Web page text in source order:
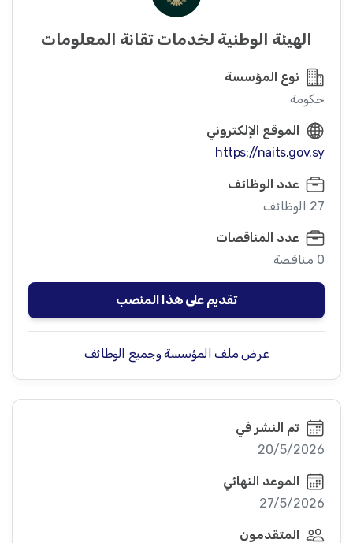
الهيئة الوطنية لخدمات تقانة المعلومات
نوع المؤسسة
حكومة
الموقع الإلكتروني
https://naits.gov.sy
عدد الوظائف
27 الوظائف
عدد المناقصات
0 مناقصة
تقديم على هذا المنصب
عرض ملف المؤسسة وجميع الوظائف
تم النشر في
20/5/2026
الموعد النهائي
27/5/2026
المتقدمون